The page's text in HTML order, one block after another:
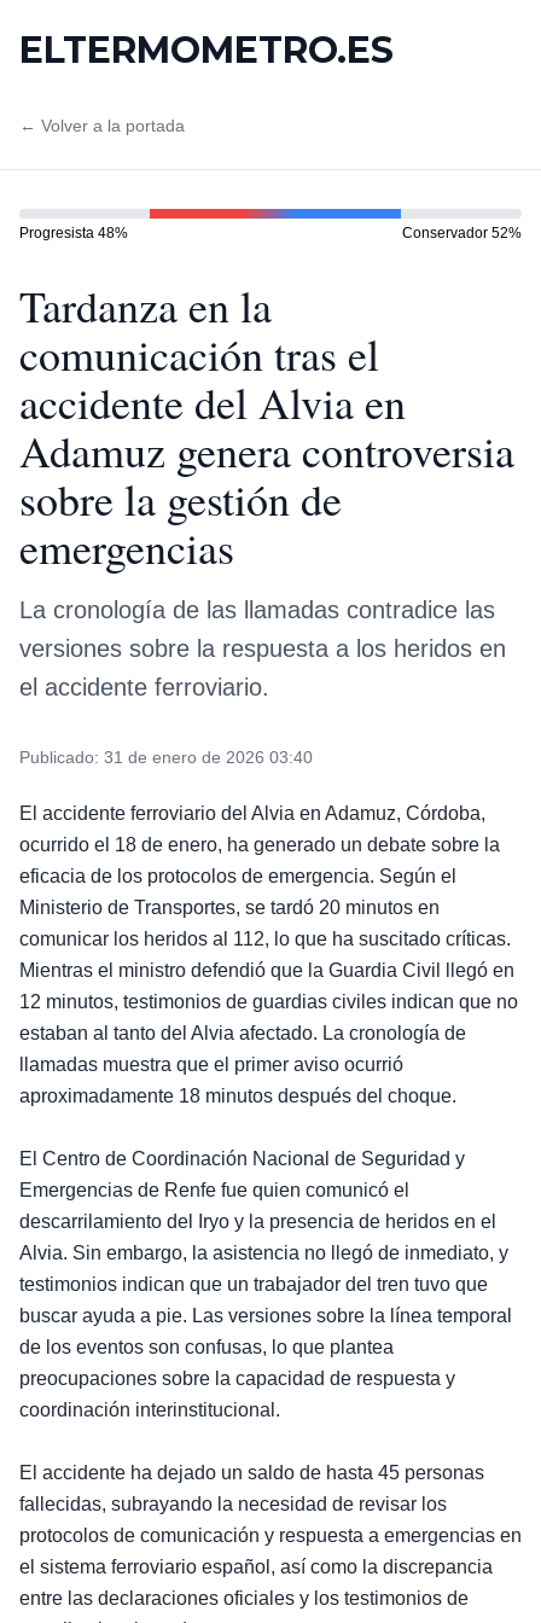
ELTERMOMETRO.ES
← Volver a la portada
Progresista 48% Conservador 52%
Tardanza en la
comunicación tras el
accidente del Alvia en
Adamuz genera controversia
sobre la gestión de
emergencias
La cronología de las llamadas contradice las
versiones sobre la respuesta a los heridos en
el accidente ferroviario.
Publicado: 31 de enero de 2026 03:40
El accidente ferroviario del Alvia en Adamuz, Córdoba,
ocurrido el 18 de enero, ha generado un debate sobre la
eficacia de los protocolos de emergencia. Según el
Ministerio de Transportes, se tardó 20 minutos en
comunicar los heridos al 112, lo que ha suscitado críticas.
Mientras el ministro defendió que la Guardia Civil llegó en
12 minutos, testimonios de guardias civiles indican que no
estaban al tanto del Alvia afectado. La cronología de
llamadas muestra que el primer aviso ocurrió
aproximadamente 18 minutos después del choque.
El Centro de Coordinación Nacional de Seguridad y
Emergencias de Renfe fue quien comunicó el
descarrilamiento del Iryo y la presencia de heridos en el
Alvia. Sin embargo, la asistencia no llegó de inmediato, y
testimonios indican que un trabajador del tren tuvo que
buscar ayuda a pie. Las versiones sobre la línea temporal
de los eventos son confusas, lo que plantea
preocupaciones sobre la capacidad de respuesta y
coordinación interinstitucional.
El accidente ha dejado un saldo de hasta 45 personas
fallecidas, subrayando la necesidad de revisar los
protocolos de comunicación y respuesta a emergencias en
el sistema ferroviario español, así como la discrepancia
entre las declaraciones oficiales y los testimonios de